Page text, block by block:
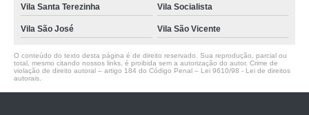
Vila Santa Terezinha Vila Socialista
Vila São José Vila São Vicente
O conteúdo do texto desta página é de direito reservado. Sua reprodução, parcial ou
total, mesmo citando nossos links, é proibida sem a autorização do autor. Crime de
violação de direito autoral – artigo 184 do Código Penal – Lei 9610/98 - Lei de direitos
autorais